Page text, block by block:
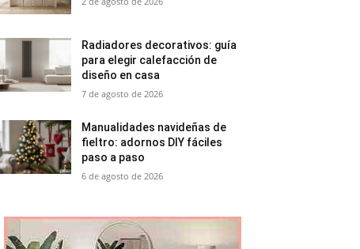
Radiadores decorativos: guía
para elegir calefacción de
diseño en casa
7 de agosto de 2026
Manualidades navideñas de
fieltro: adornos DIY fáciles
paso a paso
6 de agosto de 2026